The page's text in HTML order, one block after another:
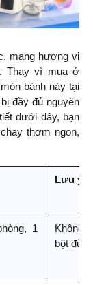
mang hương vị
Thay vì mua ở
bánh này tại
đầy đủ nguyên
dưới đây, bạn
thơm ngon,
Lưu ý
1
Không
bột đủ